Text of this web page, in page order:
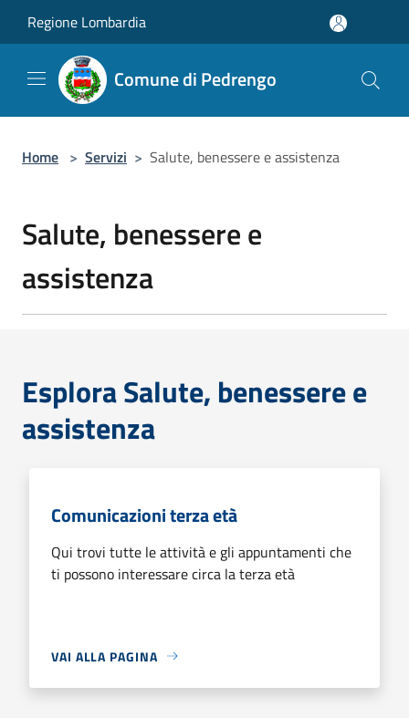
Regione Lombardia
Comune di Pedrengo
Home > Servizi > Salute, benessere e assistenza
Salute, benessere e
assistenza
Esplora Salute, benessere e
assistenza
Comunicazioni terza età
Qui trovi tutte le attività e gli appuntamenti che
ti possono interessare circa la terza età
VAI ALLA PAGINA